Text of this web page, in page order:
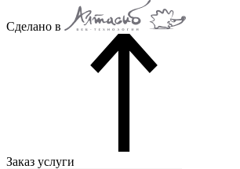
Сделано в
Заказ услуги